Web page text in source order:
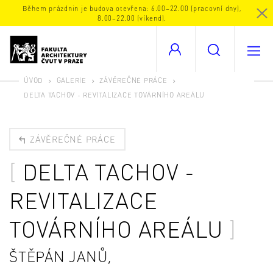
Během prázdnin je budova otevřena: 6.00–22.00 (pracovní dny),
8.00–22.00 (víkend).
ÚVOD GALERIE
ZÁVĚREČNÉ PRÁCE
DELTA TACHOV - REVITALIZACE TOVÁRNÍHO AREÁLU
ZÁVĚREČNÉ PRÁCE
DELTA TACHOV -
REVITALIZACE
TOVÁRNÍHO AREÁLU
ŠTĚPÁN JANŮ,